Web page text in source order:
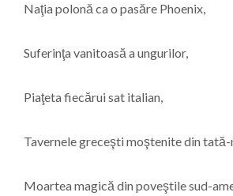
Naţia polonă ca o pasăre Phoenix,
Suferinţa vanitoasă a ungurilor,
Piaţeta fiecărui sat italian,
Tavernele greceşti moştenite din tată-
Moartea magică din poveştile sud-